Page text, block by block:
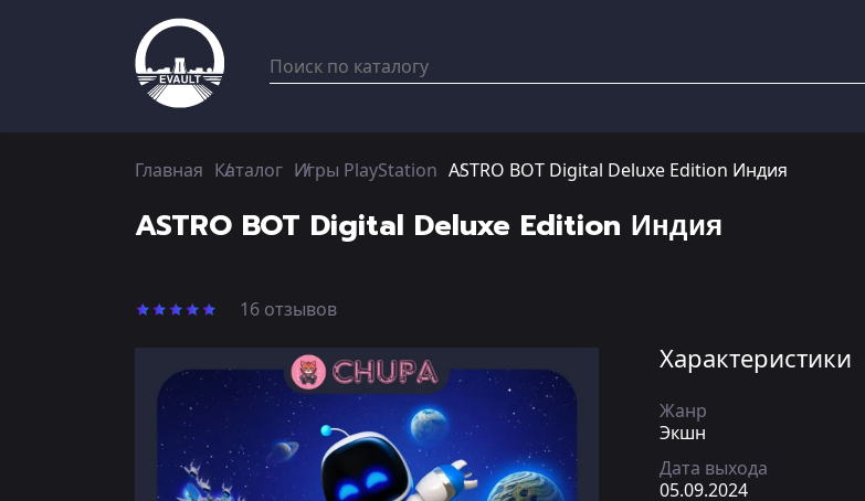
Главная Каталог Игры PlayStation ASTRO BOT Digital Deluxe Edition Индия
ASTRO BOT Digital Deluxe Edition Индия
16 отзывов
Характеристики
Жанр
Экшн
Дата выхода
05.09.2024